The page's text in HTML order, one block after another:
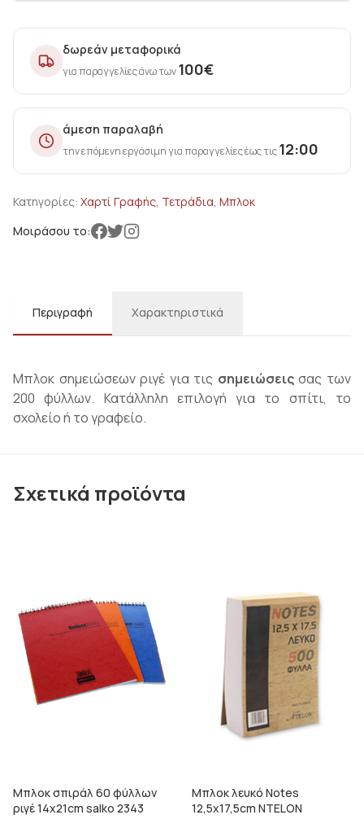
δωρεάν μεταφορικά
για παραγγελίες άνω των100€
άμεση παραλαβή
την επόμενη εργάσιμη για παραγγελίες έως τις12:00
Κατηγορίες: Χαρτί Γραφής, Τετράδια, Μπλοκ
Μοιράσου το:
Περιγραφή Χαρακτηριστικά
Μπλοκ σημειώσεων ριγέ για τις σημειώσειςσας των
200 φύλλων. Κατάλληλη επιλογή για το σπίτι, το
σχολείο ή το γραφείο.
Σχετικά προϊόντα
Μπλοκ σπιράλ 60 φύλλων
ριγέ 14x21cm salko 2343
Μπλοκ λευκό Notes
12,5x17,5cm NTELON